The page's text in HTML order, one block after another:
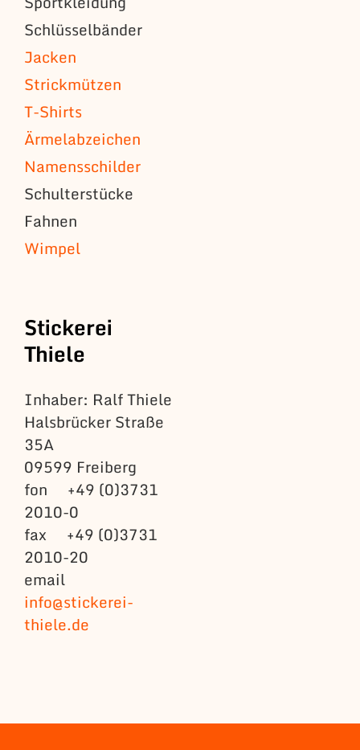
Schlüsselbänder
Jacken
Strickmützen
T-Shirts
Ärmelabzeichen
Namensschilder
Schulterstücke
Fahnen
Wimpel
Stickerei
Thiele
Inhaber: Ralf Thiele
Halsbrücker Straße
35A
09599 Freiberg
fon +49 (0)3731
2010-0
fax +49 (0)3731
2010-20
email
info@stickerei-
thiele.de